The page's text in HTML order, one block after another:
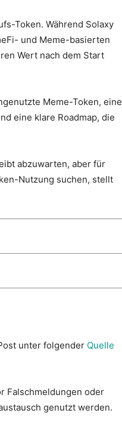
Token. Während Solaxy
und Meme-basierten
Wert nach dem Start
Meme-Token, eine
eine klare Roadmap, die
abzuwarten, aber für
Nutzung suchen, stellt
unter folgender Quelle
Falschmeldungen oder
genutzt werden.